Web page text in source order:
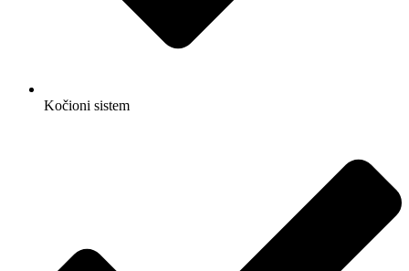
Kočioni sistem